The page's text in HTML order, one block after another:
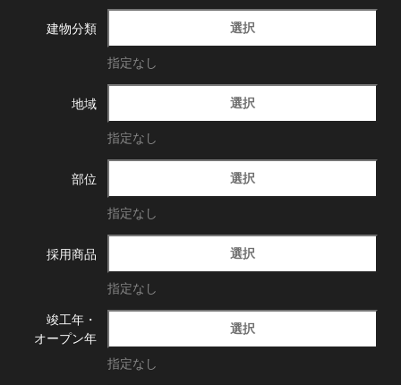
建物分類 選択
指定なし
地域 選択
指定なし
部位 選択
指定なし
採用商品 選択
指定なし
竣工年・
オープン年
選択
指定なし